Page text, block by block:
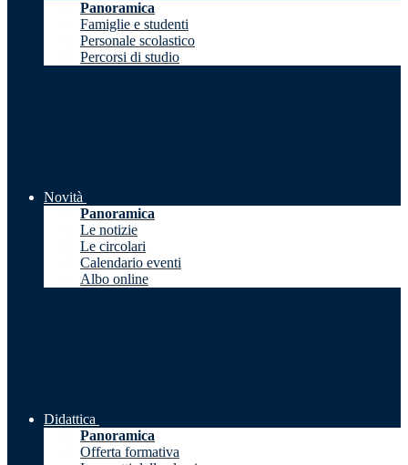
Panoramica
Famiglie e studenti
Personale scolastico
Percorsi di studio
Novità
Panoramica
Le notizie
Le circolari
Calendario eventi
Albo online
Didattica
Panoramica
Offerta formativa